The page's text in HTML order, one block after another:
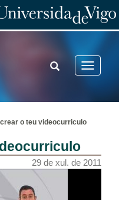
Toggle
TOGGLE
SEARCH
o teu videocurriculo
29 de xul. de 2011